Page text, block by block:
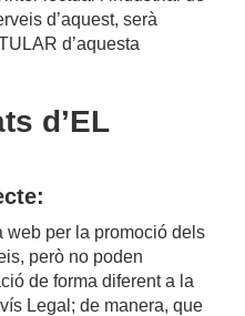
d’aquest, serà
d’aquesta
d’EL
web per la promoció dels
però no poden
de forma diferent a la
Legal; de manera, que